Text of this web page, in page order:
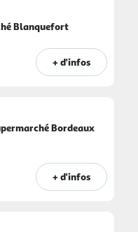
Blanquefort
+ d'infos
Bordeaux
+ d'infos